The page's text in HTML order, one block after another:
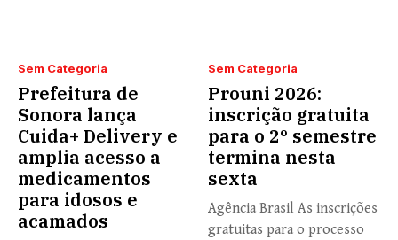
Sem Categoria
Prefeitura de
Sonora lança
Cuida+ Delivery e
amplia acesso a
medicamentos
para idosos e
acamados
Sem Categoria
Prouni 2026:
inscrição gratuita
para o 2º semestre
termina nesta
sexta
Agência Brasil As inscrições
gratuitas para o processo